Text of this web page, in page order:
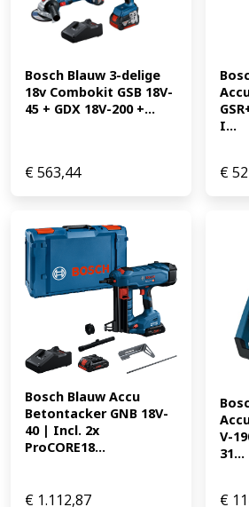
Bosch Blauw 3-delige
18v Combokit GSB 18V-
45 + GDX 18V-200 +...
€563,44
I...
€
Bosch Blauw Accu
Betontacker GNB 18V-
40 | Incl. 2x
ProCORE18...
€ 1.112,87
V-
31...
€